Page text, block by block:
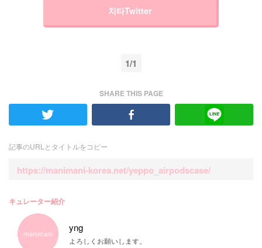
치타Twitter
1/1
SHARE THIS PAGE
記事のURLとタイトルをコピー
https://manimani-korea.net/yeppo_airpodscase/
キュレーター紹介
yng
よろしくお願いします。